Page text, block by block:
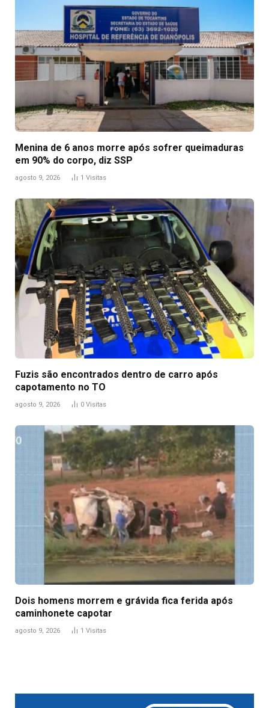
Menina de 6 anos morre após sofrer queimaduras
em 90% do corpo, diz SSP
agosto 9, 2026 1 Visitas
Fuzis são encontrados dentro de carro após
capotamento no TO
agosto 9, 2026 0 Visitas
Dois homens morrem e grávida fica ferida após
caminhonete capotar
agosto 9, 2026 1 Visitas